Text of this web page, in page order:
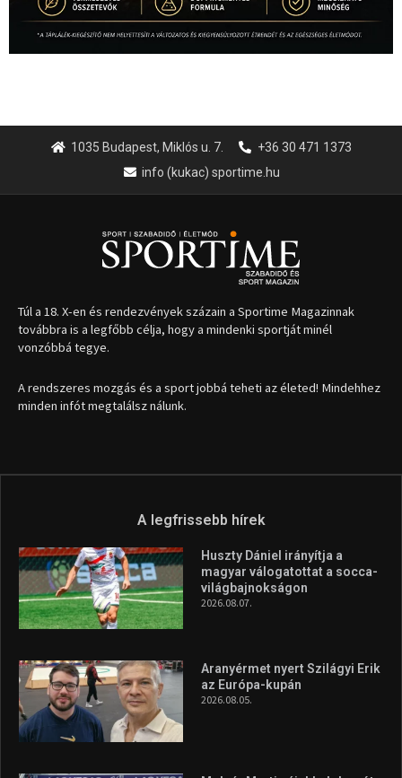
1035 Budapest, Miklós u. 7.
+36 30 471 1373
info (kukac) sportime.hu
Túl a 18. X-en és rendezvények százain a Sportime Magazinnak
továbbra is a legfőbb célja, hogy a mindenki sportját minél
vonzóbbá tegye.
A rendszeres mozgás és a sport jobbá teheti az életed! Mindehhez
minden infót megtalálsz nálunk.
A legfrissebb hírek
Huszty Dániel irányítja a
magyar válogatottat a socca-
világbajnokságon
2026.08.07.
Aranyérmet nyert Szilágyi Erik
az Európa-kupán
2026.08.05.